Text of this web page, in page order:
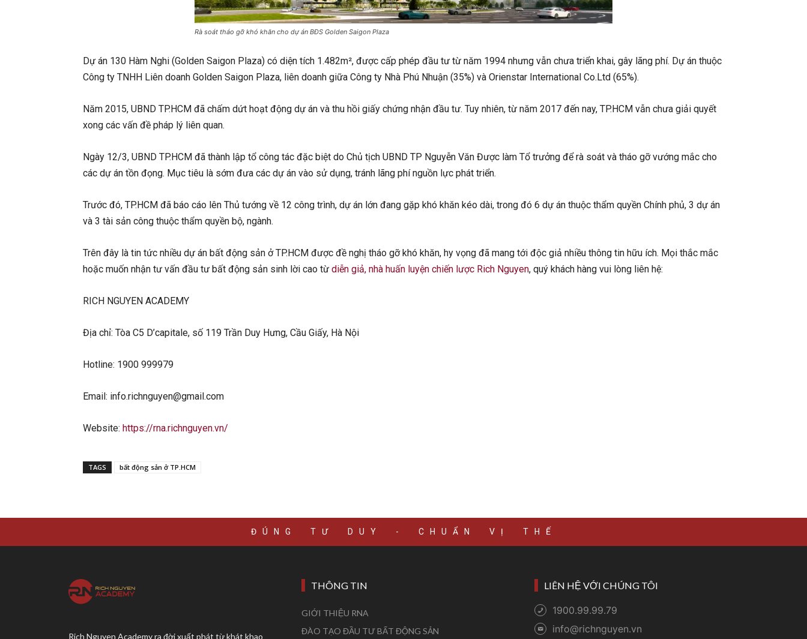
Rà soát tháo gỡ khó khăn cho dự án BĐS Golden Saigon Plaza
Dự án 130 Hàm Nghi (Golden Saigon Plaza) có diện tích 1.482m², được cấp phép đầu tư từ năm 1994 nhưng vẫn chưa triển khai, gây lãng phí. Dự án thuộc
Công ty TNHH Liên doanh Golden Saigon Plaza, liên doanh giữa Công ty Nhà Phú Nhuận (35%) và Orienstar International Co.Ltd (65%).
Năm 2015, UBND TP.HCM đã chấm dứt hoạt động dự án và thu hồi giấy chứng nhận đầu tư. Tuy nhiên, từ năm 2017 đến nay, TP.HCM vẫn chưa giải quyết
xong các vấn đề pháp lý liên quan.
Ngày 12/3, UBND TP.HCM đã thành lập tổ công tác đặc biệt do Chủ tịch UBND TP Nguyễn Văn Được làm Tổ trưởng để rà soát và tháo gỡ vướng mắc cho
các dự án tồn đọng. Mục tiêu là sớm đưa các dự án vào sử dụng, tránh lãng phí nguồn lực phát triển.
Trước đó, TP.HCM đã báo cáo lên Thủ tướng về 12 công trình, dự án lớn đang gặp khó khăn kéo dài, trong đó 6 dự án thuộc thẩm quyền Chính phủ, 3 dự án
và 3 tài sản công thuộc thẩm quyền bộ, ngành.
Trên đây là tin tức nhiều dự án bất động sản ở TP.HCM được đề nghị tháo gỡ khó khăn, hy vọng đã mang tới độc giả nhiều thông tin hữu ích. Mọi thắc mắc
hoặc muốn nhận tư vấn đầu tư bất động sản sinh lời cao từ diễn giả, nhà huấn luyện chiến lược Rich Nguyen, quý khách hàng vui lòng liên hệ:
RICH NGUYEN ACADEMY
Địa chỉ: Tòa C5 D’capitale, số 119 Trần Duy Hưng, Cầu Giấy, Hà Nội
Hotline: 1900 999979
Email: info.richnguyen@gmail.com
Website: https://rna.richnguyen.vn/
TAGS bất động sản ở TP.HCM
ĐÚNG TƯ DUY - CHUẨN VỊ THẾ
Rich Nguyen Academy ra đời xuất phát từ khát khao
THÔNG TIN
GIỚI THIỆU RNA
ĐÀO TẠO ĐẦU TƯ BẤT ĐỘNG SẢN
LIÊN HỆ VỚI CHÚNG TÔI
1900.99.99.79
info@richnguyen.vn